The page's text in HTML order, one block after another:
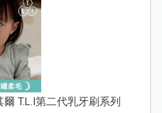
爾 T.L.I第二代乳牙刷系列